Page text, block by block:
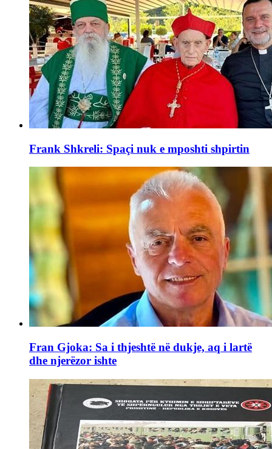
Frank Shkreli: Spaçi nuk e mposhti shpirtin
Fran Gjoka: Sa i thjeshtë në dukje, aq i lartë
dhe njerëzor ishte